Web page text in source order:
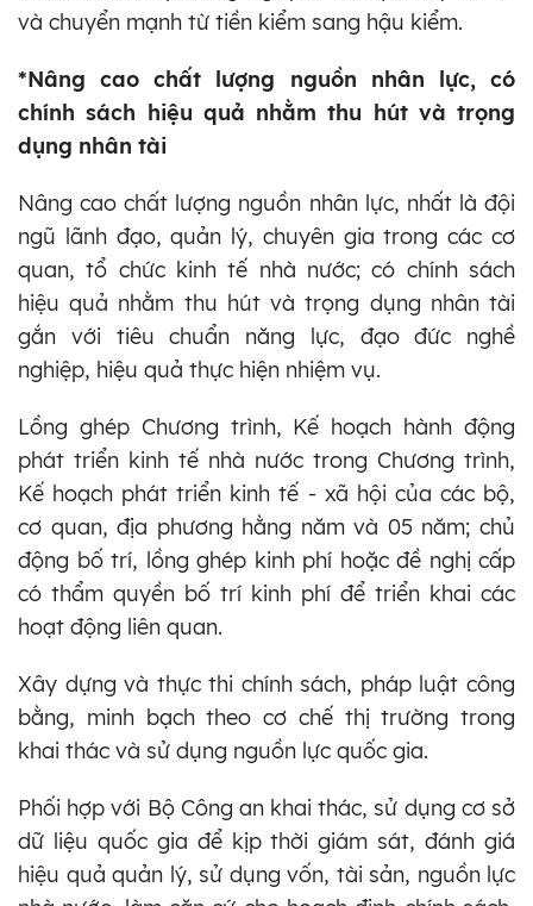
và chuyển mạnh từ tiền kiểm sang hậu kiểm.
*Nâng cao chất lượng nguồn nhân lực, có
chính sách hiệu quả nhằm thu hút và trọng
dụng nhân tài
Nâng cao chất lượng nguồn nhân lực, nhất là đội
ngũ lãnh đạo, quản lý, chuyên gia trong các cơ
quan, tổ chức kinh tế nhà nước; có chính sách
hiệu quả nhằm thu hút và trọng dụng nhân tài
gắn với tiêu chuẩn năng lực, đạo đức nghề
nghiệp, hiệu quả thực hiện nhiệm vụ.
Lồng ghép Chương trình, Kế hoạch hành động
phát triển kinh tế nhà nước trong Chương trình,
Kế hoạch phát triển kinh tế - xã hội của các bộ,
cơ quan, địa phương hằng năm và 05 năm; chủ
động bố trí, lồng ghép kinh phí hoặc đề nghị cấp
có thẩm quyền bố trí kinh phí để triển khai các
hoạt động liên quan.
Xây dựng và thực thi chính sách, pháp luật công
bằng, minh bạch theo cơ chế thị trường trong
khai thác và sử dụng nguồn lực quốc gia.
Phối hợp với Bộ Công an khai thác, sử dụng cơ sở
dữ liệu quốc gia để kịp thời giám sát, đánh giá
hiệu quả quản lý, sử dụng vốn, tài sản, nguồn lực